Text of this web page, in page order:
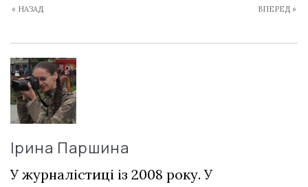
« НАЗАД ВПЕРЕД »
Ірина Паршина
У журналістиці із 2008 року. У